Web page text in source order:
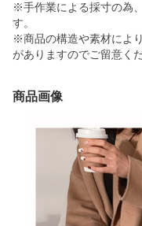
※手作業による採寸の為
す。
※商品の構造や素材によ
がありますのでご留意くだ
商品画像